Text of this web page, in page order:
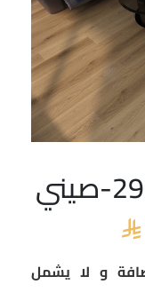

السعر
الحالي
هو:
 51.00.
و لا يشمل